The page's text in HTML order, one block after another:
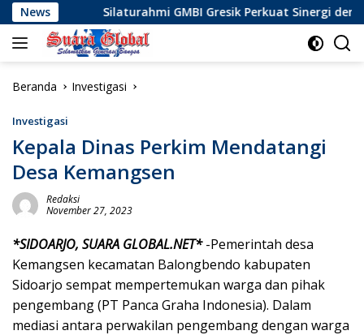
Langsung
ke
konten
News
Silaturahmi GMBI Gresik Perkuat Sinergi dengan
Beranda Investigasi
Investigasi
Kepala Dinas Perkim Mendatangi
Desa Kemangsen
Redaksi
November 27, 2023
*SIDOARJO, SUARA GLOBAL.NET*-Pemerintah desa
Kemangsen kecamatan Balongbendo kabupaten
Sidoarjo sempat mempertemukan warga dan pihak
pengembang (PT Panca Graha Indonesia). Dalam
mediasi antara perwakilan pengembang dengan warga